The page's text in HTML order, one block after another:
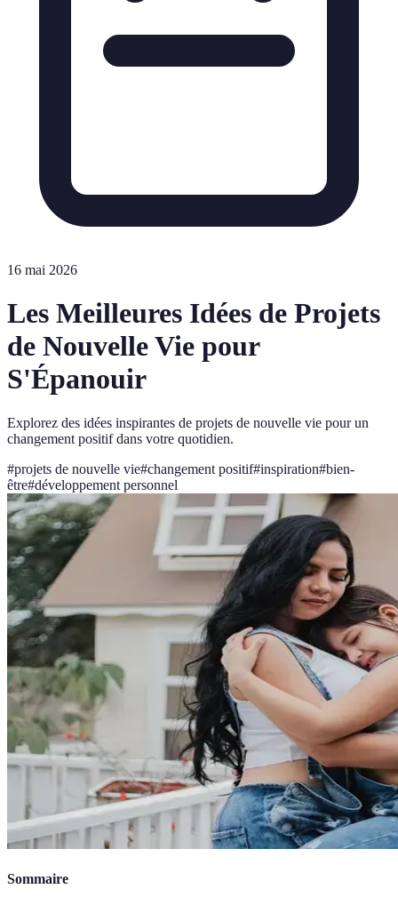
16 mai 2026
Les Meilleures Idées de Projets
de Nouvelle Vie pour
S'Épanouir
Explorez des idées inspirantes de projets de nouvelle vie pour un
changement positif dans votre quotidien.
#projets de nouvelle vie#changement positif#inspiration#bien-
être#développement personnel
Sommaire